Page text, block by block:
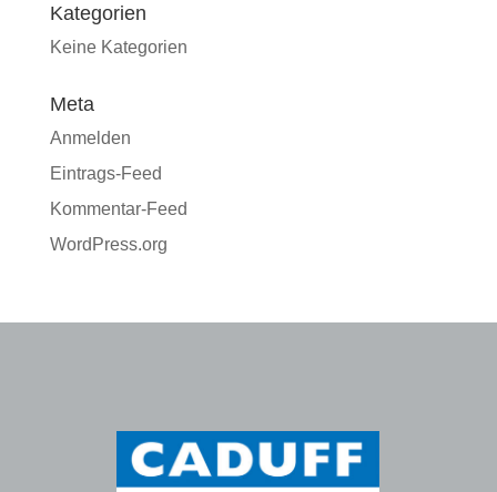
Kategorien
Keine Kategorien
Meta
Anmelden
Eintrags-Feed
Kommentar-Feed
WordPress.org